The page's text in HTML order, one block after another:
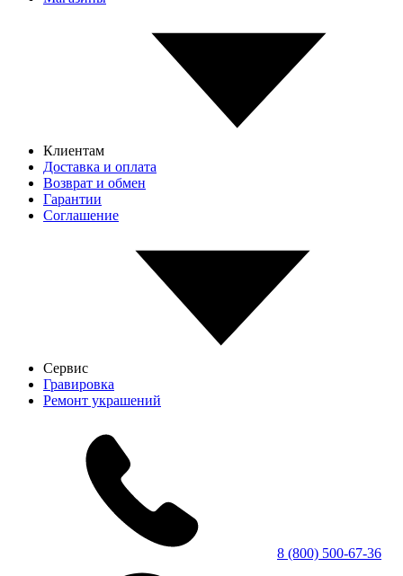
Клиентам
Доставка и оплата
Возврат и обмен
Гарантии
Соглашение
Сервис
Гравировка
Ремонт украшений
8 (800) 500-67-36